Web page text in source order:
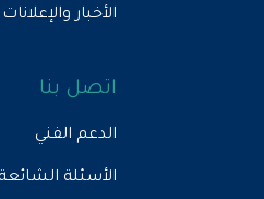
الأخبار والإعلانات
اتصل بنا
الدعم الفني
الأسئلة الشائعة